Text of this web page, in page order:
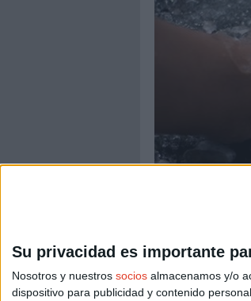
Su privacidad es importante
Nosotros y nuestros socios almacenamos y/o
dispositivo para publicidad y contenido
En verano
recomendaciones